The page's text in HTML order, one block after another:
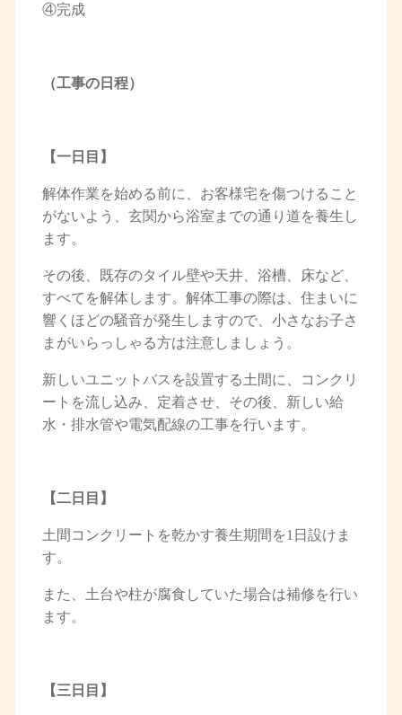
④完成
（工事の日程）
【一日目】
解体作業を始める前に、お客様宅を傷つけること
がないよう、玄関から浴室までの通り道を養生し
ます。
その後、既存のタイル壁や天井、浴槽、床など、
すべてを解体します。解体工事の際は、住まいに
響くほどの騒音が発生しますので、小さなお子さ
まがいらっしゃる方は注意しましょう。
新しいユニットバスを設置する土間に、コンクリ
ートを流し込み、定着させ、その後、新しい給
水・排水管や電気配線の工事を行います。
【二日目】
土間コンクリートを乾かす養生期間を1日設けま
す。
また、土台や柱が腐食していた場合は補修を行い
ます。
【三日目】